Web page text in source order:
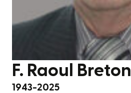
F. Raoul
1943-2025